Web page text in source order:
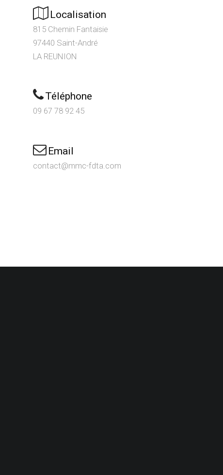
Localisation
815 Chemin Fantaisie
97440 Saint-André
LA REUNION
Téléphone
09 67 78 92 45
Email
contact@mmc-fdta.com